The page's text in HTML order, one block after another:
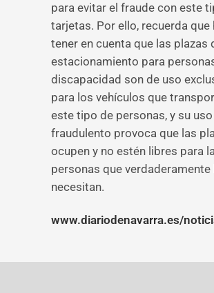
para evitar el fraude con este
tarjetas. Por ello, recuerda que
tener en cuenta que las plazas
estacionamiento para
discapacidad son de uso
para los vehículos que
este tipo de personas, y su uso
fraudulento provoca que las
ocupen y no estén libres para
personas que verdaderamente
necesitan.
www.diariodenavarra.es/